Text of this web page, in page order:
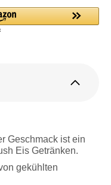
Geschmack ist ein
Eis Getränken.
gekühlten